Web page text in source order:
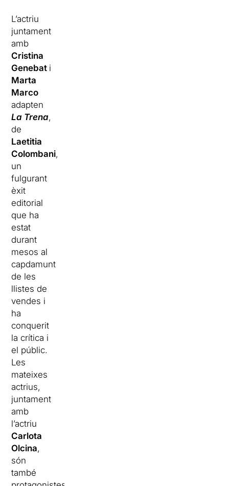
L’actriu
juntament
amb
Cristina
Genebat i
Marta
Marco
adapten
La Trena,
de
Laetitia
Colombani,
un
fulgurant
èxit
editorial
que ha
estat
durant
mesos al
capdamunt
de les
llistes de
vendes i
ha
conquerit
la crítica i
el públic.
Les
mateixes
actrius,
juntament
amb
l’actriu
Carlota
Olcina,
són
també